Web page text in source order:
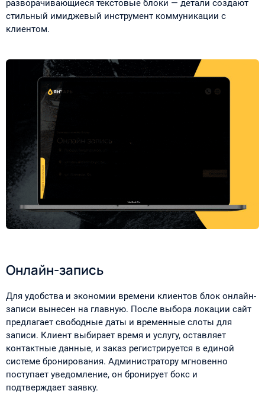
разворачивающиеся текстовые блоки — детали создают
стильный имиджевый инструмент коммуникации с
клиентом.
Онлайн-запись
Для удобства и экономии времени клиентов блок онлайн-
записи вынесен на главную. После выбора локации сайт
предлагает свободные даты и временные слоты для
записи. Клиент выбирает время и услугу, оставляет
контактные данные, и заказ регистрируется в единой
системе бронирования. Администратору мгновенно
поступает уведомление, он бронирует бокс и
подтверждает заявку.